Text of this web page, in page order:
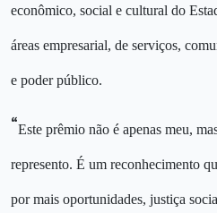
econômico, social e cultural do
áreas empresarial, de serviços,
e poder público.
“Este prêmio não é apenas meu,
represento. É um reconhecimento
por mais oportunidades, justiça